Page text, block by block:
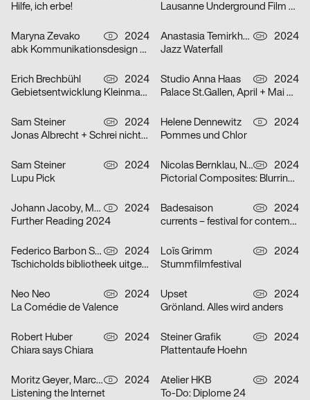
Hilfe, ich erbe!
Lausanne Underground Film & Music Festival (LUFF) 2024
Maryna Zevako D
2024
abk Kommunikationsdesign Workshops
Anastasia Temirkhan CH
2024
Jazz Waterfall
Erich Brechbühl CH
2024
Gebietsentwicklung Kleinmatt-/Bireggstrasse
Studio Anna Haas CH
2024
Palace St.Gallen, April + Mai 2024
Sam Steiner CH
2024
Jonas Albrecht + Schrei nicht so Orkestra
Helene Dennewitz D
2024
Pommes und Chlor
Sam Steiner CH
2024
Lupu Pick
Nicolas Bernklau, Nina Flaitz CH
2024
Pictorial Composites: Blurring Boundaries – Ambiguous Realities
Johann Jacoby, Mark van Leeuwen D
2024
Further Reading 2024
Badesaison CH
2024
currents – festival for contemporary music
Federico Barbon Studio CH
2024
Tschicholds bibliotheek uitgepakt
Loïs Grimm CH
2024
Stummfilmfestival
Neo Neo CH
2024
La Comédie de Valence
Upset CH
2024
Grönland. Alles wird anders
Robert Huber CH
2024
Chiara says Chiara
Steiner Grafik CH
2024
Plattentaufe Hoehn
Moritz Geyer, Marc Roecker D
2024
Listening the Internet
Atelier HKB CH
2024
To-Do: Diplome 24